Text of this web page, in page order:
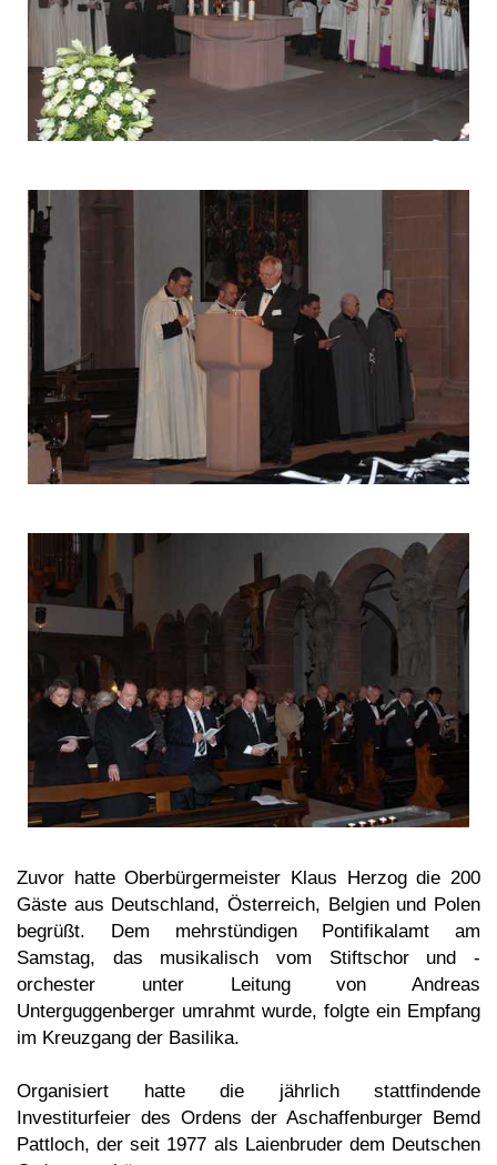
Zuvor hatte Oberbürgermeister Klaus Herzog die 200
Gäste aus Deutschland, Österreich, Belgien und Polen
begrüßt.
Dem mehrstündigen Pontifikalamt am
Samstag, das musikalisch vom Stiftschor und -
orchester unter Leitung von Andreas
Unterguggenberger umrahmt wurde, folgte ein Empfang
im Kreuzgang der Basilika.
Organisiert hatte die jährlich stattfindende
Investiturfeier des Ordens der Aschaffenburger Bemd
Pattloch, der seit 1977 als Laienbruder dem Deutschen